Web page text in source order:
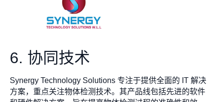
6. 协同技术
Synergy Technology Solutions 专注于提供全面的 IT 解决
方案，重点关注物体检测技术。其产品线包括先进的软件